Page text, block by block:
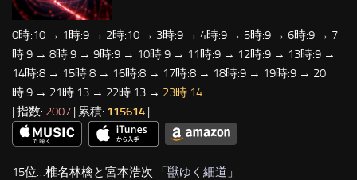
0時:10 → 1時:9 → 2時:10 → 3時:9 → 4時:9 → 5時:9 → 6時:9 → 7
時:9 → 8時:9 → 9時:9 → 10時:9 → 11時:9 → 12時:9 → 13時:9 →
14時:8 → 15時:8 → 16時:8 → 17時:8 → 18時:9 → 19時:9 → 20
時:9 → 21時:13 → 22時:13 → 23時:14
| 指数: 2007 | 累積: 115614 |
15位…椎名林檎と宮本浩次 「獣ゆく細道 」